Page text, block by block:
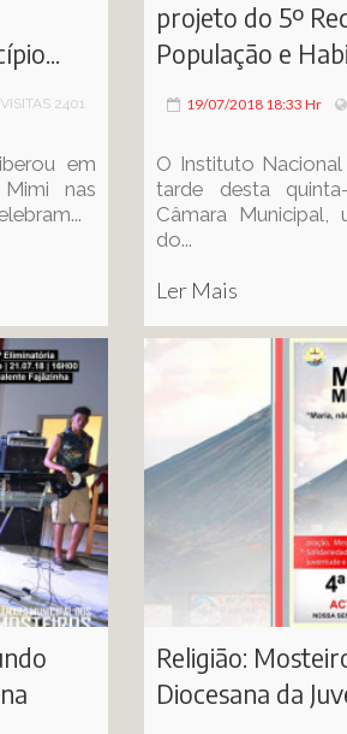
VISITAS 2401
em
nas
projeto do 5º
População e
19/07/2018 18:33 Hr
O Instituto
tarde desta
Câmara
do...
Ler Mais
Religião:
Diocesana da